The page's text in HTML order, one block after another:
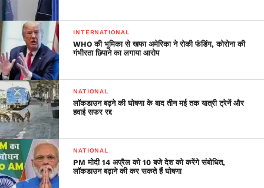
INTERNATIONAL
WHO की भूमिका से खफा अमेरिका ने रोकी फंडिंग, कोरोना की
गंभीरता छिपाने का लगाया आरोप
NATIONAL
लॉकडाउन बढ़ने की घोषणा के बाद तीन मई तक यात्री ट्रेनें और
हवाई सफर रद्द
NATIONAL
PM मोदी 14 अप्रैल को 10 बजे देश को करेंगे संबोधित,
लॉकडाउन बढ़ाने की कर सकते हैं घोषणा